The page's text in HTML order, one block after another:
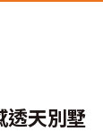
透天別墅